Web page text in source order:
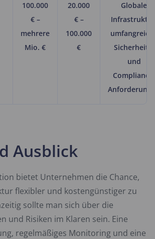
100.000
€ –
mehrere
Mio. €
20.000
€ –
100.000
€
Globale
Sicherheits-
und
Compliance-
Ausblick
bietet Unternehmen die Chance,
flexibler und kostengünstiger zu
sollte man sich über die
und Risiken im Klaren sein. Eine
regelmäßiges Monitoring und eine